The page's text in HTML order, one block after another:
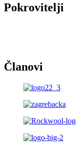
Pokrovitelji
Članovi